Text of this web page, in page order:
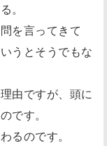
。
を言ってきて
うとそうでもな
由ですが、頭に
です。
るのです。